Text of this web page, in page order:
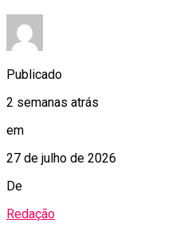
Publicado
2 semanas atrás
em
27 de julho de 2026
De
Redação